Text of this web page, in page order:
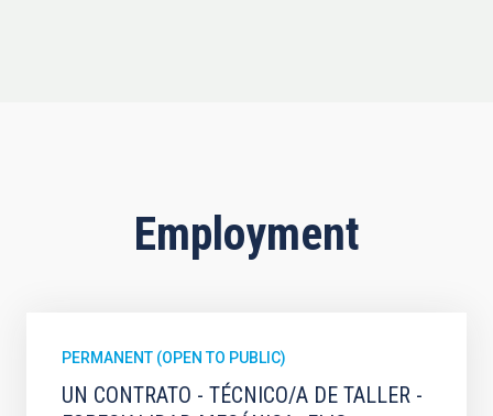
Employment
PERMANENT (OPEN TO PUBLIC)
UN CONTRATO - TÉCNICO/A DE TALLER -